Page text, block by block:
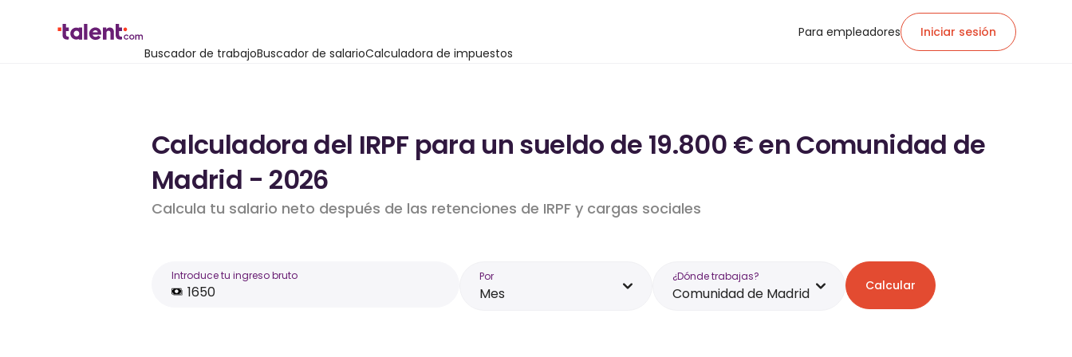
Buscador de trabajoBuscador de salarioCalculadora de impuestos
Para empleadores Iniciar sesión
Calculadora del IRPF para un sueldo de 19.800 € en Comunidad de
Madrid - 2026
Calcula tu salario neto después de las retenciones de IRPF y cargas sociales
Introduce tu ingreso bruto Por
Mes
¿Dónde trabajas?
Comunidad de Madrid Calcular